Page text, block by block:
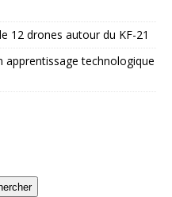
12 drones autour du KF-21
apprentissage technologique